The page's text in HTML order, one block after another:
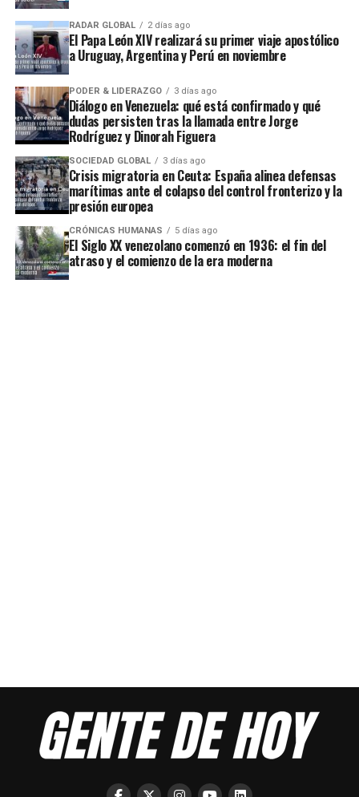
RADAR GLOBAL 2 días ago
El Papa León XIV realizará su primer viaje apostólico
a Uruguay, Argentina y Perú en noviembre
PODER & LIDERAZGO 3 días ago
Diálogo en Venezuela: qué está confirmado y qué
dudas persisten tras la llamada entre Jorge
Rodríguez y Dinorah Figuera
SOCIEDAD GLOBAL 3 días ago
Crisis migratoria en Ceuta: España alinea defensas
marítimas ante el colapso del control fronterizo y la
presión europea
CRÓNICAS HUMANAS 5 días ago
El Siglo XX venezolano comenzó en 1936: el fin del
atraso y el comienzo de la era moderna